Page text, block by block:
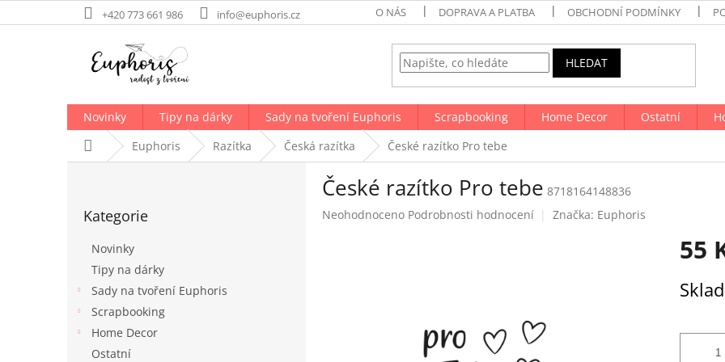
na
+420 773 661 986 info@euphoris.cz O NÁS DOPRAVA A PLATBA OBCHODNÍ PODMÍNKY
HLEDAT
Novinky Tipy na dárky Sady na tvoření Euphoris Scrapbooking Home Decor Ostatní
Domů Euphoris Razítka Česká razítka České razítko Pro tebe
kategorie
Kategorie
Novinky
Tipy na dárky
Sady na tvoření Euphoris
Scrapbooking
Home Decor
Ostatní
České razítko Pro tebe 8718164148836
Průměrné
Neohodnoceno Podrobnosti hodnocení Značka: Euphoris
55
cena: